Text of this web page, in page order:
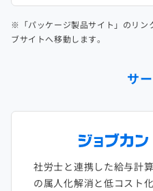
※「パッケージ製品サイト」のリン
ブサイトへ移動します。
サ
社労士と連携した給与計
の属人化解消と低コスト